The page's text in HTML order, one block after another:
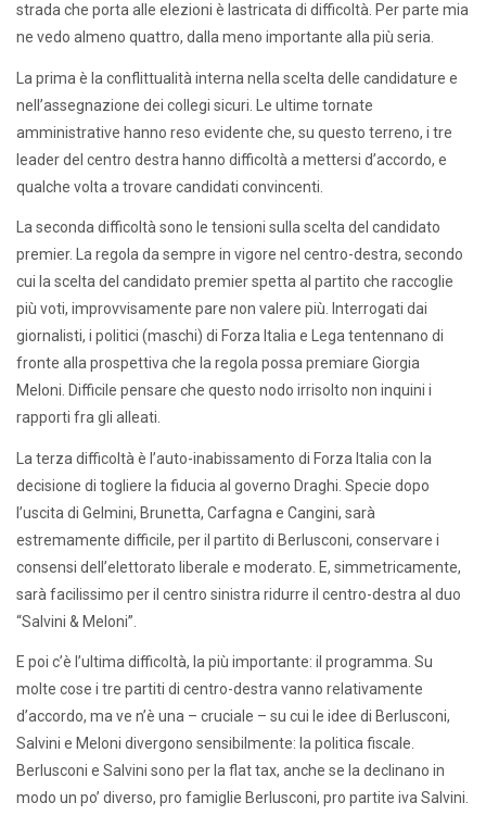
strada che porta alle elezioni è lastricata di difficoltà. Per parte mia
ne vedo almeno quattro, dalla meno importante alla più seria.
La prima è la conflittualità interna nella scelta delle candidature e
nell’assegnazione dei collegi sicuri. Le ultime tornate
amministrative hanno reso evidente che, su questo terreno, i tre
leader del centro destra hanno difficoltà a mettersi d’accordo, e
qualche volta a trovare candidati convincenti.
La seconda difficoltà sono le tensioni sulla scelta del candidato
premier. La regola da sempre in vigore nel centro-destra, secondo
cui la scelta del candidato premier spetta al partito che raccoglie
più voti, improvvisamente pare non valere più. Interrogati dai
giornalisti, i politici (maschi) di Forza Italia e Lega tentennano di
fronte alla prospettiva che la regola possa premiare Giorgia
Meloni. Difficile pensare che questo nodo irrisolto non inquini i
rapporti fra gli alleati.
La terza difficoltà è l’auto-inabissamento di Forza Italia con la
decisione di togliere la fiducia al governo Draghi. Specie dopo
l’uscita di Gelmini, Brunetta, Carfagna e Cangini, sarà
estremamente difficile, per il partito di Berlusconi, conservare i
consensi dell’elettorato liberale e moderato. E, simmetricamente,
sarà facilissimo per il centro sinistra ridurre il centro-destra al duo
“Salvini & Meloni”.
E poi c’è l’ultima difficoltà, la più importante: il programma. Su
molte cose i tre partiti di centro-destra vanno relativamente
d’accordo, ma ve n’è una – cruciale – su cui le idee di Berlusconi,
Salvini e Meloni divergono sensibilmente: la politica fiscale.
Berlusconi e Salvini sono per la flat tax, anche se la declinano in
modo un po’ diverso, pro famiglie Berlusconi, pro partite iva Salvini.